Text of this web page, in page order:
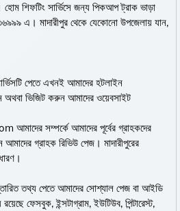
হোম শিফটিং সার্ভিসে জন্য পিকআপ ট্রাক ভাড়া
এ। মাদারীপুর থেকে যেকোনো উপজেলায় যান,
পেতে এখনই আমাদের হটলাইন
ভিজিট করুন আমাদের ওয়েবসাইট
আমাদের সম্পর্কে আমাদের পূর্বের গ্রাহকদের
গ্রাহক রিভিউ পেজ। মাদারীপুরের
তথ্য পেতে আমাদের সোশ্যাল পেজ বা আইডি
ফেসবুক, ইন্সটাগ্রাম, ইউটিউব, পিন্টারেস্ট,